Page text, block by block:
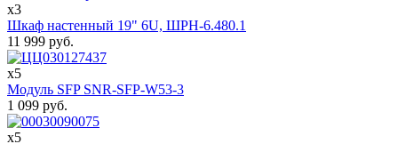
x3
Шкаф настенный 19" 6U, ШРН-6.480.1
11 999 руб.
x5
Модуль SFP SNR-SFP-W53-3
1 099 руб.
x5